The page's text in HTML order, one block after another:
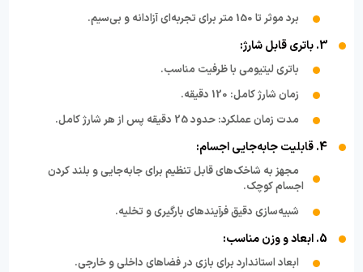
برد موثر تا 150 متر برای تجربه‌ای آزادانه و بی‌سیم.
3. باتری قابل شارژ:
باتری لیتیومی با ظرفیت مناسب.
زمان شارژ کامل: 120 دقیقه.
مدت زمان عملکرد: حدود 25 دقیقه پس از هر شارژ کامل.
4. قابلیت جابه‌جایی اجسام:
مجهز به شاخک‌های قابل تنظیم برای جابه‌جایی و بلند کردن
اجسام کوچک.
شبیه‌سازی دقیق فرآیندهای بارگیری و تخلیه.
ابعاد استاندارد برای بازی در فضاهای داخلی و خارجی.